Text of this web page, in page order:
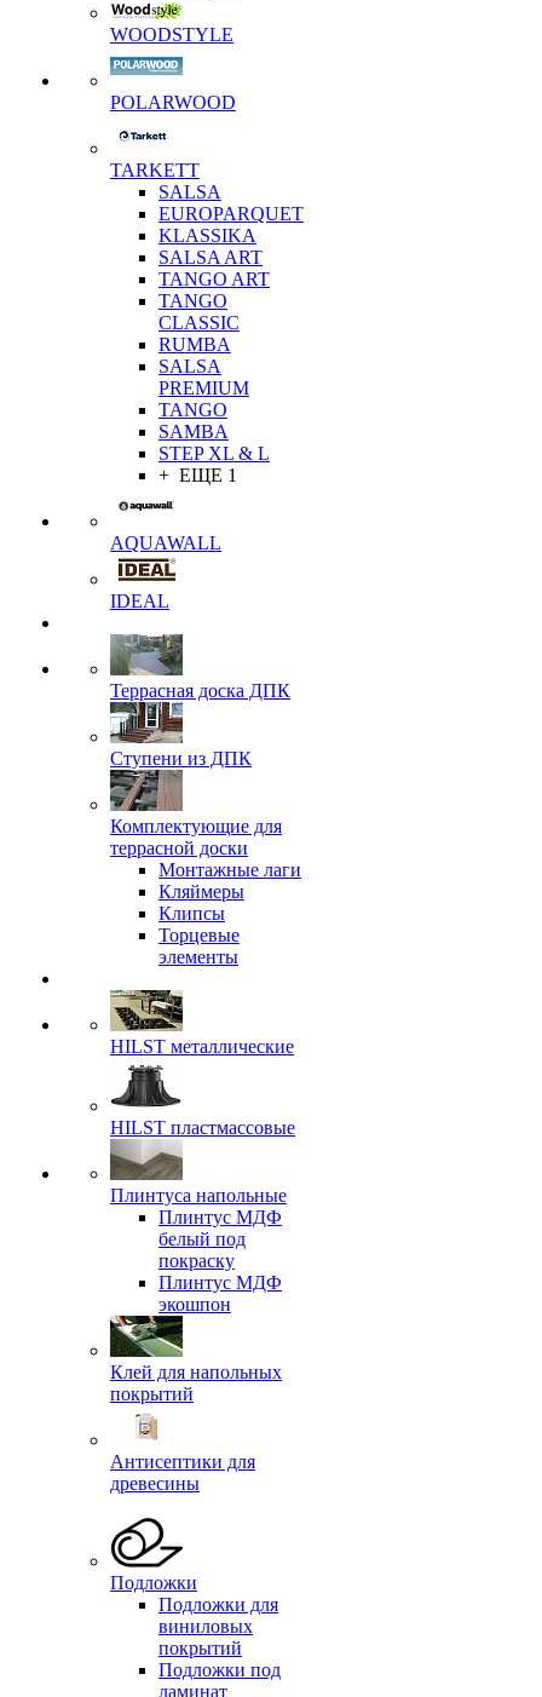
WOODSTYLE
POLARWOOD
TARKETT
SALSA
EUROPARQUET
KLASSIKA
SALSA ART
TANGO ART
TANGO
CLASSIC
RUMBA
SALSA
PREMIUM
TANGO
SAMBA
STEP XL & L
+ ЕЩЕ 1
AQUAWALL
IDEAL
Террасная доска ДПК
Ступени из ДПК
Комплектующие для
террасной доски
Монтажные лаги
Кляймеры
Клипсы
Торцевые
элементы
HILST металлические
HILST пластмассовые
Плинтуса напольные
Плинтус МДФ
белый под
покраску
Плинтус МДФ
экошпон
Клей для напольных
покрытий
Антисептики для
древесины
Подложки
Подложки для
виниловых
покрытий
Подложки под
ламинат